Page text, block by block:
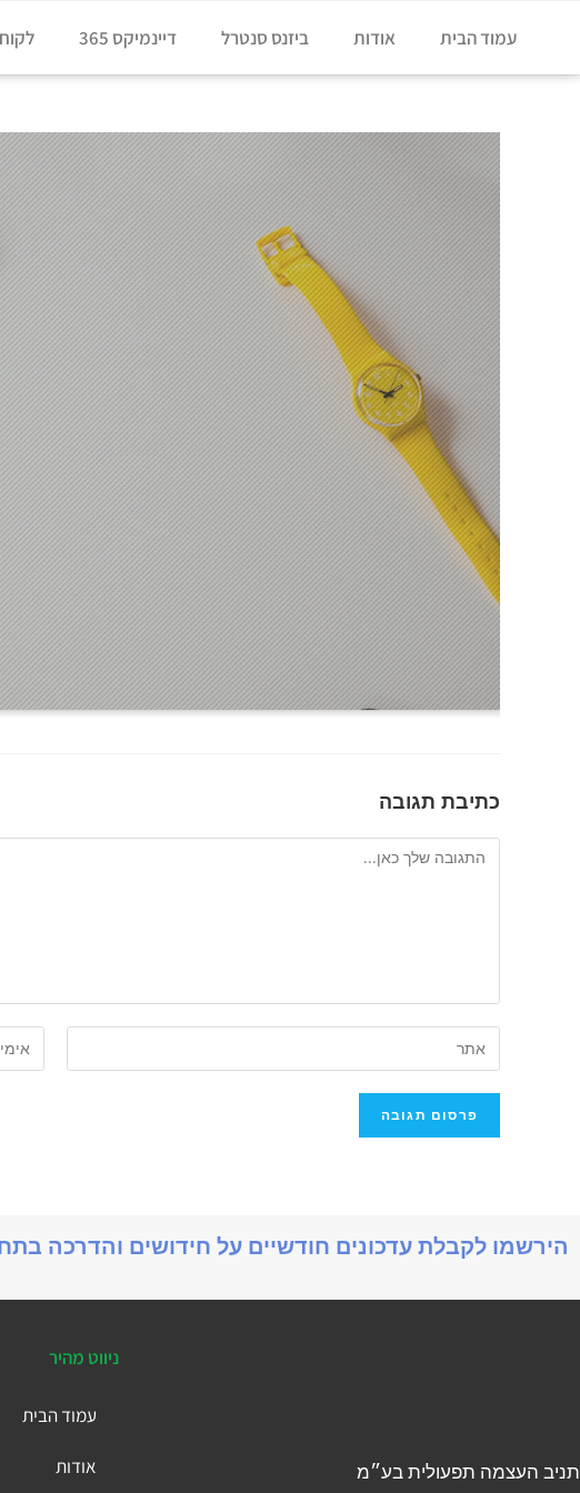
עמוד הבית אודות ביזנס סנטרל דיינמיקס 365
כתיבת תגובה
הירשמו לקבלת עדכונים חודשיים על חידושים והדרכה
תניב העצמה תפעולית בע״מ
ניווט מהיר
עמוד הבית
אודות